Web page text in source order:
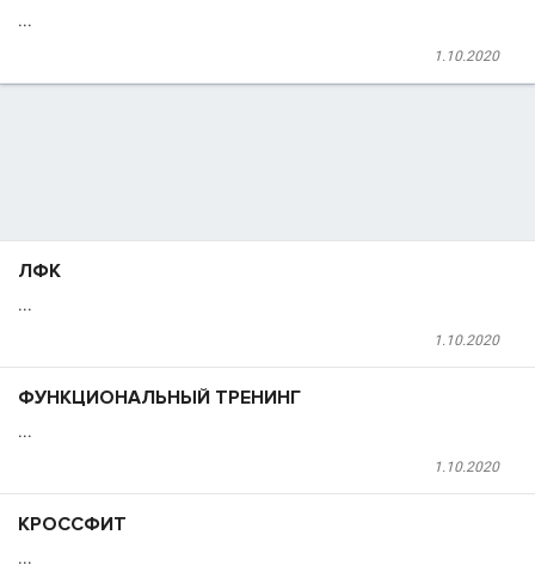
...
1.10.2020
ЛФК
...
1.10.2020
ФУНКЦИОНАЛЬНЫЙ ТРЕНИНГ
...
1.10.2020
KРОССФИТ
...